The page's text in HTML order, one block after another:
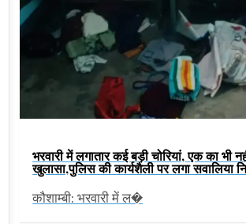
भरवारी में लगातार कई बड़ी चोरियां, एक का भी
खुलासा,पुलिस की कार्यशैली पर लगा सवालिया
कौशाम्बी: भरवारी में ल�